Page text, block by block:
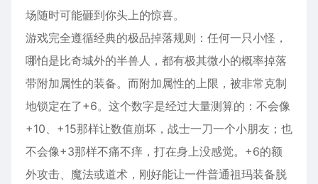
场随时可能砸到你头上的惊喜。
游戏完全遵循经典的极品掉落规则：任何一只小怪，
哪怕是比奇城外的半兽人，都有极其微小的概率掉落
带附加属性的装备。而附加属性的上限，被非常克制
地锁定在了+6。这个数字是经过大量测算的：不会像
+10、+15那样让数值崩坏，战士一刀一个小朋友；也
不会像+3那样不痛不痒，打在身上没感觉。+6的额
外攻击、魔法或道术，刚好能让一件普通祖玛装备脱